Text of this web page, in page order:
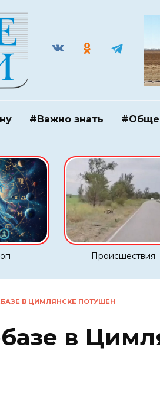
#Важно знать
Происшествия
В ЦИМЛЯНСКЕ ПОТУШЕН
в